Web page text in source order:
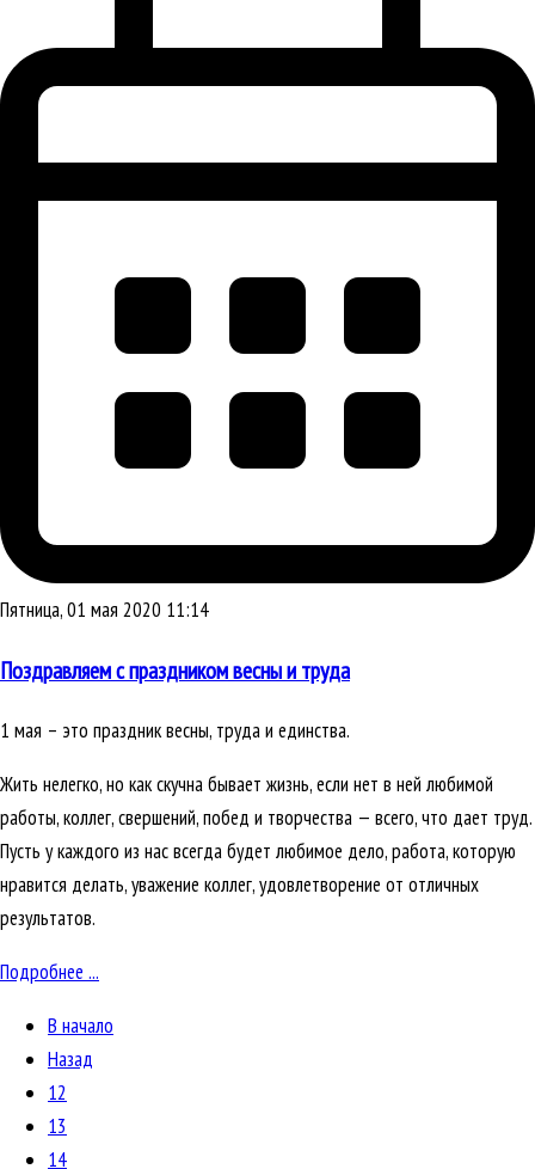
Пятница, 01 мая 2020 11:14
Поздравляем с праздником весны и труда
1 мая – это праздник весны, труда и единства.
Жить нелегко, но как скучна бывает жизнь, если нет в ней любимой
работы, коллег, свершений, побед и творчества — всего, что дает труд.
Пусть у каждого из нас всегда будет любимое дело, работа, которую
нравится делать, уважение коллег, удовлетворение от отличных
результатов.
Подробнее ...
В начало
Назад
12
13
14